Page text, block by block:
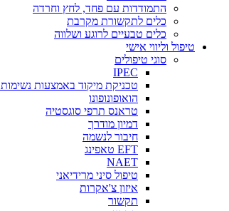
התמודדות עם פחד, לחץ וחרדה
כלים לתקשורת מקרבת
כלים טבעיים לרוגע ושלווה
טיפול וליווי אישי
סוגי טיפולים
IPEC
טכניקת מיקוד באמצעות נשימות
הואופונופונו
טראנס תרפי סוגסטיה
דמיון מודרך
חיבור לנשמה
EFT טאפינג
NAET
טיפול סיני מרידיאני
איזון צ'אקרות
תקשור